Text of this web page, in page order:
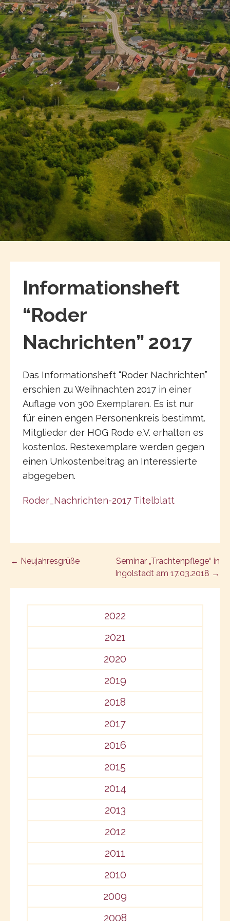
Informationsheft
“Roder
Nachrichten” 2017
Das Informationsheft “Roder Nachrichten”
erschien zu Weihnachten 2017 in einer
Auflage von 300 Exemplaren. Es ist nur
für einen engen Personenkreis bestimmt.
Mitglieder der HOG Rode e.V. erhalten es
kostenlos. Restexemplare werden gegen
einen Unkostenbeitrag an Interessierte
abgegeben.
Roder_Nachrichten-2017 Titelblatt
Post
navigation
← Neujahresgrüße
Seminar „Trachtenpflege“ in
Ingolstadt am 17.03.2018 →
2022
2021
2020
2019
2018
2017
2016
2015
2014
2013
2012
2011
2010
2009
2008